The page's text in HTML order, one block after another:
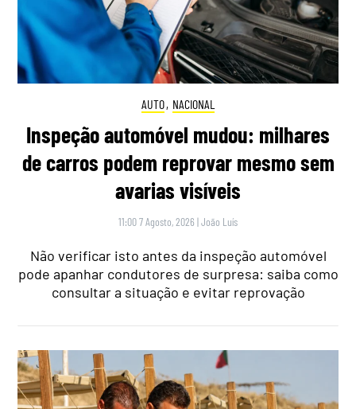
AUTO, NACIONAL
Inspeção automóvel mudou: milhares
de carros podem reprovar mesmo sem
avarias visíveis
11:00 7 Agosto, 2026 |João Luís
Não verificar isto antes da inspeção automóvel
pode apanhar condutores de surpresa: saiba como
consultar a situação e evitar reprovação